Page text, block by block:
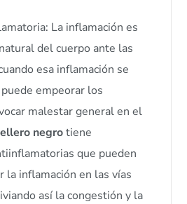
La inflamación es
del cuerpo ante las
esa inflamación se
empeorar los
malestar general en el
negrotiene
que pueden
la inflamación en las vías
así la congestión y la